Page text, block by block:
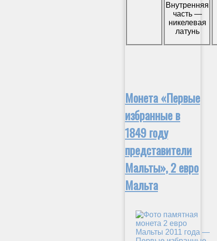
Внутренняя
часть —
никелевая
латунь
Монета «Первые
избранные в
1849 году
представители
Мальты», 2 евро
Мальта